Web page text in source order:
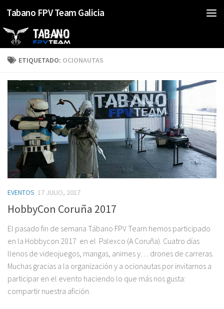
Saltar al contenido
Tabano FPV Team Galicia
ETIQUETADO: OCIONAUTAS
EVENTOS 17 JULIO, 2017
HobbyCon Coruña 2017
El pasado fin de semana Tábano FPV Team hemos participado
en la Hobbycon 2017 en el Palexco (A Coruña). Cuatro días
llenos de videojuegos, mangas, animes y… drones de carreras.
Muchas gracias a la organización y a ocionautas por invitarnos a
participar en el evento haciendo lo que más nos gusta:
compartir nuestra afición.